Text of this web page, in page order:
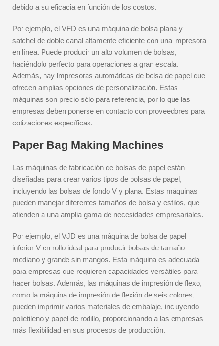
debido a su eficacia en función de los costos.
Por ejemplo, el VFD es una máquina de bolsa plana y
satchel de doble canal altamente eficiente con una impresora
en línea. Puede producir un alto volumen de bolsas,
haciéndolo perfecto para operaciones a gran escala.
Además, hay impresoras automáticas de bolsa de papel que
ofrecen amplias opciones de personalización. Estas
máquinas son precio sólo para referencia, por lo que las
empresas deben ponerse en contacto con proveedores para
cotizaciones específicas.
Paper Bag Making Machines
Las máquinas de fabricación de bolsas de papel están
diseñadas para crear varios tipos de bolsas de papel,
incluyendo las bolsas de fondo V y plana. Estas máquinas
pueden manejar diferentes tamaños de bolsa y estilos, que
atienden a una amplia gama de necesidades empresariales.
Por ejemplo, el VJD es una máquina de bolsa de papel
inferior V en rollo ideal para producir bolsas de tamaño
mediano y grande sin mangos. Esta máquina es adecuada
para empresas que requieren capacidades versátiles para
hacer bolsas. Además, las máquinas de impresión de flexo,
como la máquina de impresión de flexión de seis colores,
pueden imprimir varios materiales de embalaje, incluyendo
polietileno y papel de rodillo, proporcionando a las empresas
más flexibilidad en sus procesos de producción.